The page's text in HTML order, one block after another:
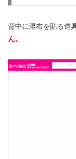
背中に湿布を貼る道
ん。